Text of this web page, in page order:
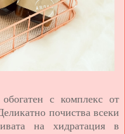
с комплекс от
почиства всеки
на хидратация в